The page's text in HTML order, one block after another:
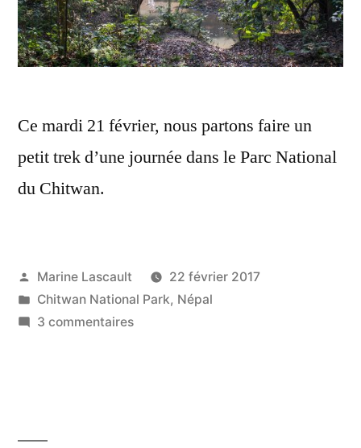
Ce mardi 21 février, nous partons faire un
petit trek d’une journée dans le Parc National
du Chitwan.
Publié
par
Marine Lascault
22 février 2017
Publié
dans
Chitwan National Park, Népal
3 commentairessur